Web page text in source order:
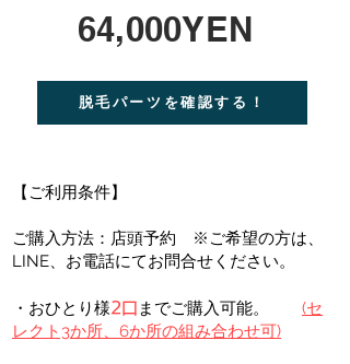
64,000YEN
脱毛パーツを確認する！
【ご利用条件】
ご購入方法：店頭予約 ※ご希望の方は、
LINE、お電話にてお問合せください。
・おひとり様2口 までご購入可能。 (セ
レクト3か所、6か所の組み合わせ可)